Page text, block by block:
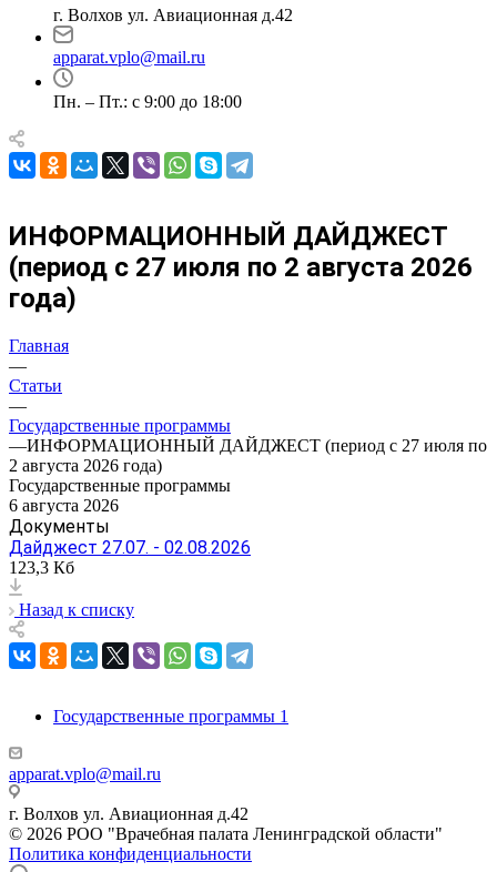
г. Волхов ул. Авиационная д.42
apparat.vplo@mail.ru
Пн. – Пт.: с 9:00 до 18:00
ИНФОРМАЦИОННЫЙ ДАЙДЖЕСТ
(период с 27 июля по 2 августа 2026
года)
Главная
—
Статьи
—
Государственные программы
—ИНФОРМАЦИОННЫЙ ДАЙДЖЕСТ (период с 27 июля по
2 августа 2026 года)
Государственные программы
6 августа 2026
Документы
Дайджест 27.07. - 02.08.2026
123,3 Кб
Назад к списку
Государственные программы 1
apparat.vplo@mail.ru
г. Волхов ул. Авиационная д.42
© 2026 РОО "Врачебная палата Ленинградской области"
Политика конфиденциальности